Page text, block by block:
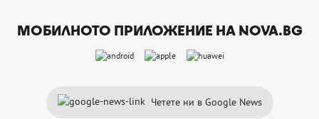
МОБИЛНОТО ПРИЛОЖЕНИЕ НА NOVA.BG
Четете ни в Google News